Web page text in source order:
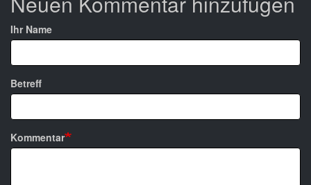
Ihr Name
Betreff
Kommentar